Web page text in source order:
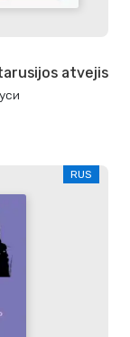
atvejis
RUS